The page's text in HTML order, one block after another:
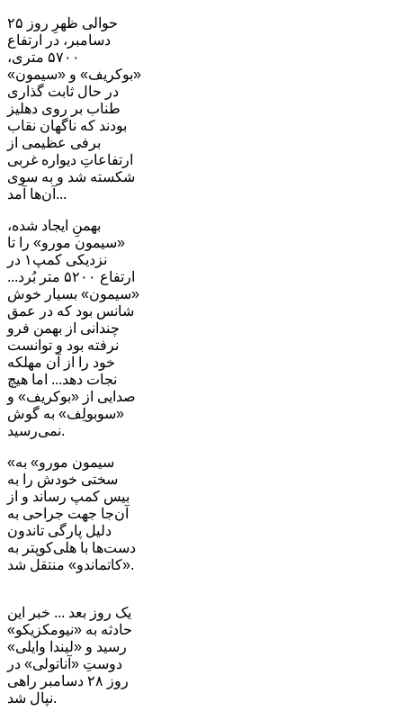
حوالی ظهرِ روز ۲۵
دسامبر، در ارتفاع
۵۷۰۰ متری،
«بوکریف» و «سیمون»
در حال ثابت گذاری
طناب بر روی دهلیز
بودند که ناگهان نقاب
برفی عظیمی از
ارتفاعاتِ دیواره غربی
شکسته شد و به سوی
آن‌ها آمد...
بهمنِ ایجاد شده،
«سیمون مورو» را تا
نزدیکی کمپ۱ در
ارتفاع ۵۲۰۰ متر بُرد...
«سیمون» بسیار خوش
شانس بود که در عمق
چندانی از بهمن فرو
نرفته بود و توانست
خود را از آن مهلکه
نجات دهد... اما هیچ
صدایی از «بوکریف» و
«سوبولِف» به گوش
نمی‌رسید.
«سیمون مورو» به
سختی خودش را به
بیس کمپ رساند و از
آن‌جا جهت جراحی به
دلیل پارگی تاندون‌
دست‌ها با هلی‌کوپتر به
«کاتماندو» منتقل شد.
یک روز بعد ... خبر این
حادثه به «نیومکزیکو»
رسید و «لیندا وایلی»
دوستِ «آناتولی» در
روز ۲۸ دسامبر راهی
نپال شد.